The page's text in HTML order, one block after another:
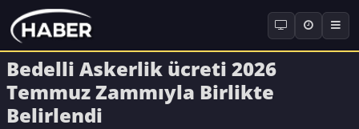
Bedelli Askerlik ücreti 2026
Temmuz Zammıyla Birlikte
Belirlendi